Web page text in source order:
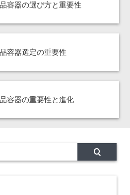
容器の選び方と重要性
容器選定の重要性
容器の重要性と進化